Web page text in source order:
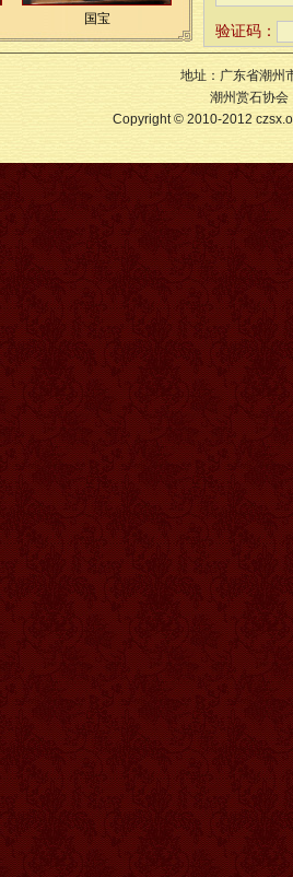
国宝
验证码：
地址：广东省潮州
潮州赏石协
Copyright © 2010-2012